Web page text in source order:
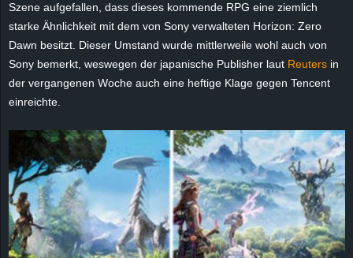
Szene aufgefallen, dass dieses kommende RPG eine ziemlich
starke Ähnlichkeit mit dem von Sony verwalteten Horizon: Zero
Dawn besitzt. Dieser Umstand wurde mittlerweile wohl auch von
Sony bemerkt, weswegen der japanische Publisher laut Reuters in
der vergangenen Woche auch eine heftige Klage gegen Tencent
einreichte.